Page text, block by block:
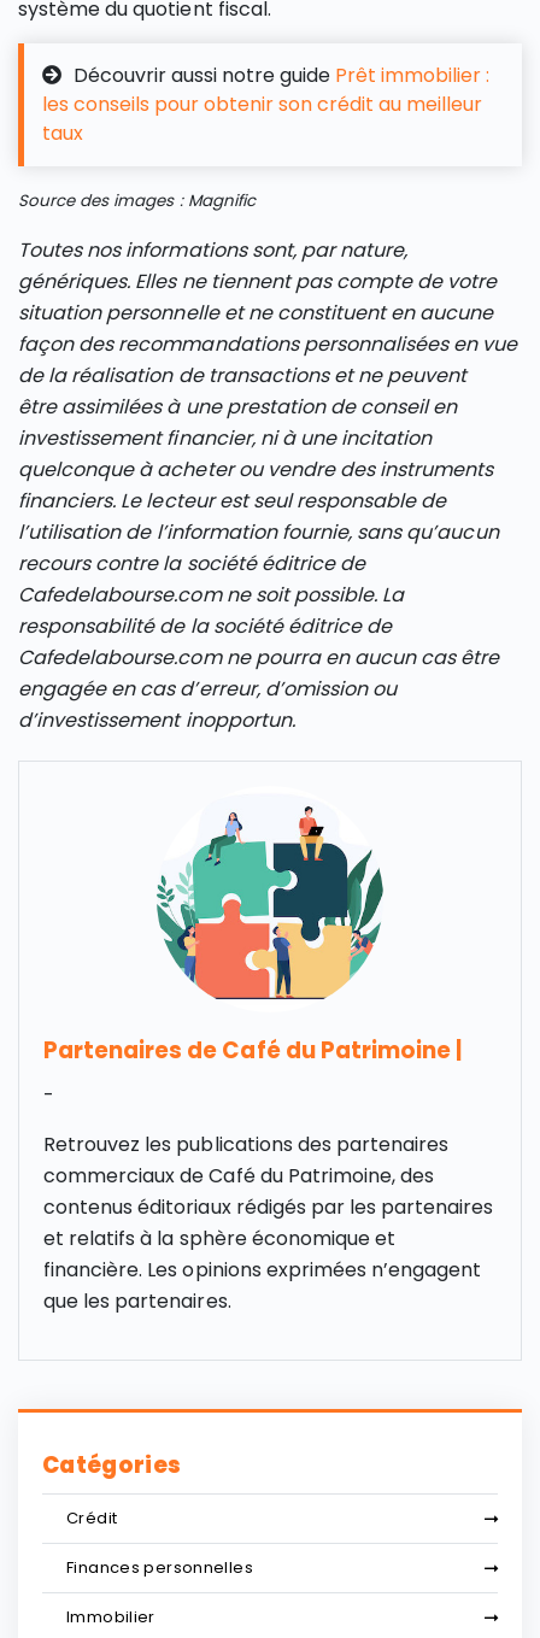
système du quotient fiscal.
Découvrir aussi notre guide Prêt immobilier :
les conseils pour obtenir son crédit au meilleur
taux
Source des images : Magnific
Toutes nos informations sont, par nature,
génériques. Elles ne tiennent pas compte de votre
situation personnelle et ne constituent en aucune
façon des recommandations personnalisées en vue
de la réalisation de transactions et ne peuvent
être assimilées à une prestation de conseil en
investissement financier, ni à une incitation
quelconque à acheter ou vendre des instruments
financiers. Le lecteur est seul responsable de
l’utilisation de l’information fournie, sans qu’aucun
recours contre la société éditrice de
Cafedelabourse.com ne soit possible. La
responsabilité de la société éditrice de
Cafedelabourse.com ne pourra en aucun cas être
engagée en cas d’erreur, d’omission ou
d’investissement inopportun.
Partenaires de Café du Patrimoine
-
Retrouvez les publications des partenaires
commerciaux de Café du Patrimoine, des
contenus éditoriaux rédigés par les partenaires
et relatifs à la sphère économique et
financière. Les opinions exprimées n’engagent
que les partenaires.
Catégories
Crédit
Finances personnelles
Immobilier